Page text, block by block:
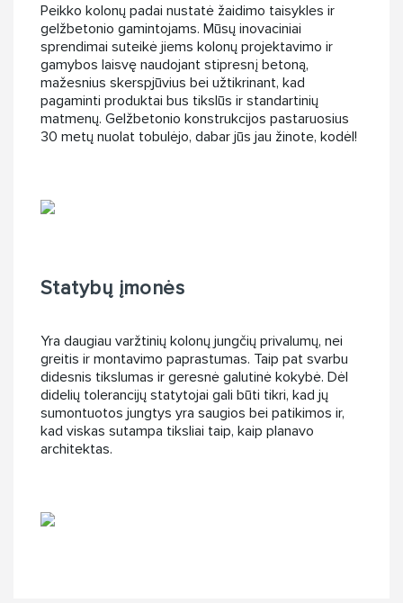
Peikko kolonų padai nustatė žaidimo taisykles ir
gelžbetonio gamintojams. Mūsų inovaciniai
sprendimai suteikė jiems kolonų projektavimo ir
gamybos laisvę naudojant stipresnį betoną,
mažesnius skerspjūvius bei užtikrinant, kad
pagaminti produktai bus tikslūs ir standartinių
matmenų. Gelžbetonio konstrukcijos pastaruosius
30 metų nuolat tobulėjo, dabar jūs jau žinote, kodėl!
Statybų įmonės
Yra daugiau varžtinių kolonų jungčių privalumų, nei
greitis ir montavimo paprastumas. Taip pat svarbu
didesnis tikslumas ir geresnė galutinė kokybė. Dėl
didelių tolerancijų statytojai gali būti tikri, kad jų
sumontuotos jungtys yra saugios bei patikimos ir,
kad viskas sutampa tiksliai taip, kaip planavo
architektas.